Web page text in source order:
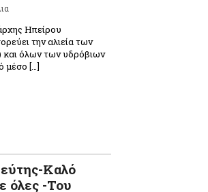
Ηπείρου
την αλιεία των
και όλων των υδρόβιων
μέσο […]
Καλό
όλες -Του